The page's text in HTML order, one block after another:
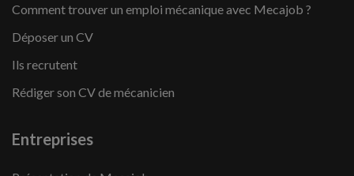
Comment trouver un emploi mécanique avec Mecajob ?
Déposer un CV
Ils recrutent
Rédiger son CV de mécanicien
Entreprises